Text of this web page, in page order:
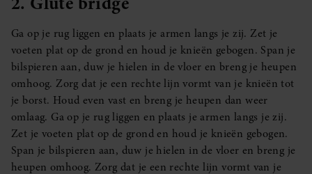
Ga op je rug liggen en plaats je armen langs je zij. Zet je
voeten plat op de grond en houd je knieën gebogen. Span je
bilspieren aan, duw je hielen in de vloer en breng je heupen
omhoog. Zorg dat je een rechte lijn vormt van je knieën tot
je borst. Houd even vast en breng je heupen dan weer
omlaag. Ga op je rug liggen en plaats je armen langs je zij.
Zet je voeten plat op de grond en houd je knieën gebogen.
Span je bilspieren aan, duw je hielen in de vloer en breng je
heupen omhoog. Zorg dat je een rechte lijn vormt van je